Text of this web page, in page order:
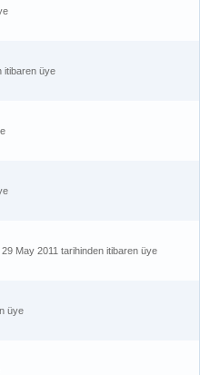
itibaren üye
29 May 2011 tarihinden itibaren üye
üye